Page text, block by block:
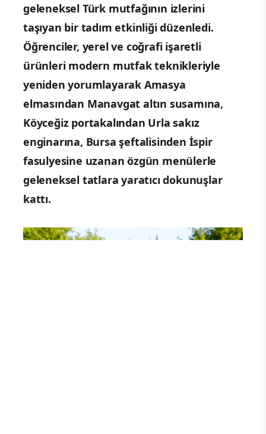
geleneksel Türk mutfağının izlerini
taşıyan bir tadım etkinliği düzenledi.
Öğrenciler, yerel ve coğrafi işaretli
ürünleri modern mutfak teknikleriyle
yeniden yorumlayarak Amasya
elmasından Manavgat altın susamına,
Köyceğiz portakalından Urla sakız
enginarına, Bursa şeftalisinden İspir
fasulyesine uzanan özgün menülerle
geleneksel tatlara yaratıcı dokunuşlar
kattı.